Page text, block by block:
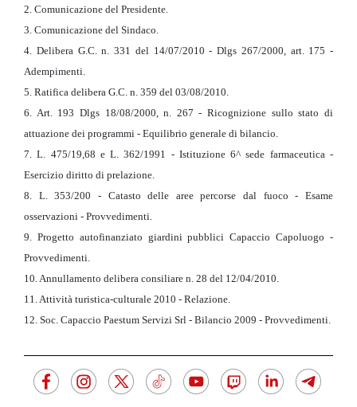
2. Comunicazione del Presidente.
3. Comunicazione del Sindaco.
4. Delibera G.C. n. 331 del 14/07/2010 - Dlgs 267/2000, art. 175 -
Adempimenti.
5. Ratifica delibera G.C. n. 359 del 03/08/2010.
6. Art. 193 Dlgs 18/08/2000, n. 267 - Ricognizione sullo stato di
attuazione dei programmi - Equilibrio generale di bilancio.
7. L. 475/19,68 e L. 362/1991 - Istituzione 6^ sede farmaceutica -
Esercizio diritto di prelazione.
8. L. 353/200 - Catasto delle aree percorse dal fuoco - Esame
osservazioni - Provvedimenti.
9. Progetto autofinanziato giardini pubblici Capaccio Capoluogo -
Provvedimenti.
10. Annullamento delibera consiliare n. 28 del 12/04/2010.
11. Attività turistica-culturale 2010 - Relazione.
12. Soc. Capaccio Paestum Servizi Srl - Bilancio 2009 - Provvedimenti.